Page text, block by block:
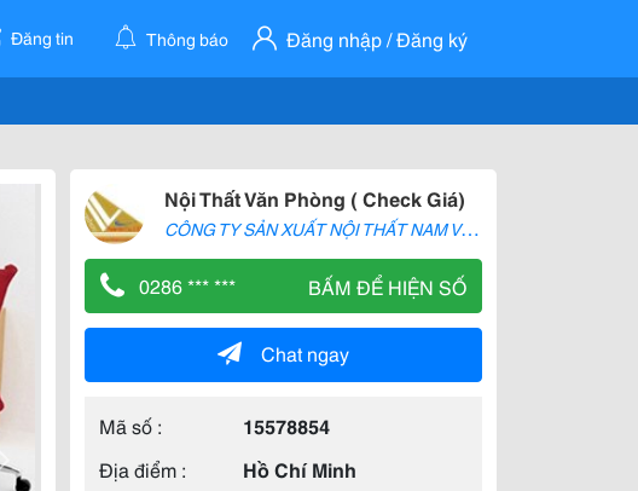
Đăng tin Thông báo Đăng nhập / Đăng ký
Nội Thất Văn Phòng ( Check Giá)
C
ÔNG TY SẢN XUẤT NỘI THẤT NAM VIỆT
0286 *** *** BẤM ĐỂ HIỆN SỐ
Chat ngay
Mã số :
15578854
Địa điểm :
Hồ Chí Minh